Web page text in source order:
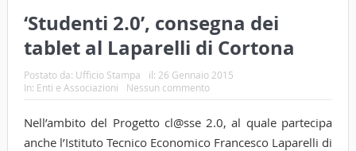
‘Studenti 2.0’, consegna dei
tablet al Laparelli di Cortona
Postato da: Ufficio Stampa il: 26 Gennaio 2015
In: Enti e Associazioni Nessun commento
Nell’ambito del Progetto cl@sse 2.0, al quale partecipa
anche l’Istituto Tecnico Economico Francesco Laparelli di